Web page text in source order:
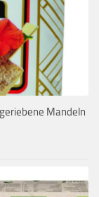
Mandeln